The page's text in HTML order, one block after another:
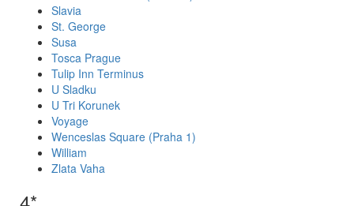
Slavia
St. George
Susa
Tosca Prague
Tulip Inn Terminus
U Sladku
U Tri Korunek
Voyage
Wenceslas Square (Praha 1)
William
Zlata Vaha